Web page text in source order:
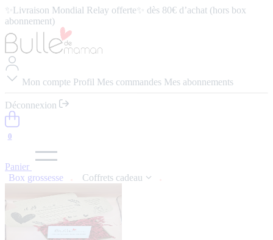
✨Livraison Mondial Relay offerte✨ dès 80€ d’achat (hors box
abonnement)
⭐️ 4,9/5 (57 avis google) ⭢
Mon compte Profil Mes commandes Mes abonnements
Déconnexion
0
Panier
Box grossesse
Coffrets cadeau